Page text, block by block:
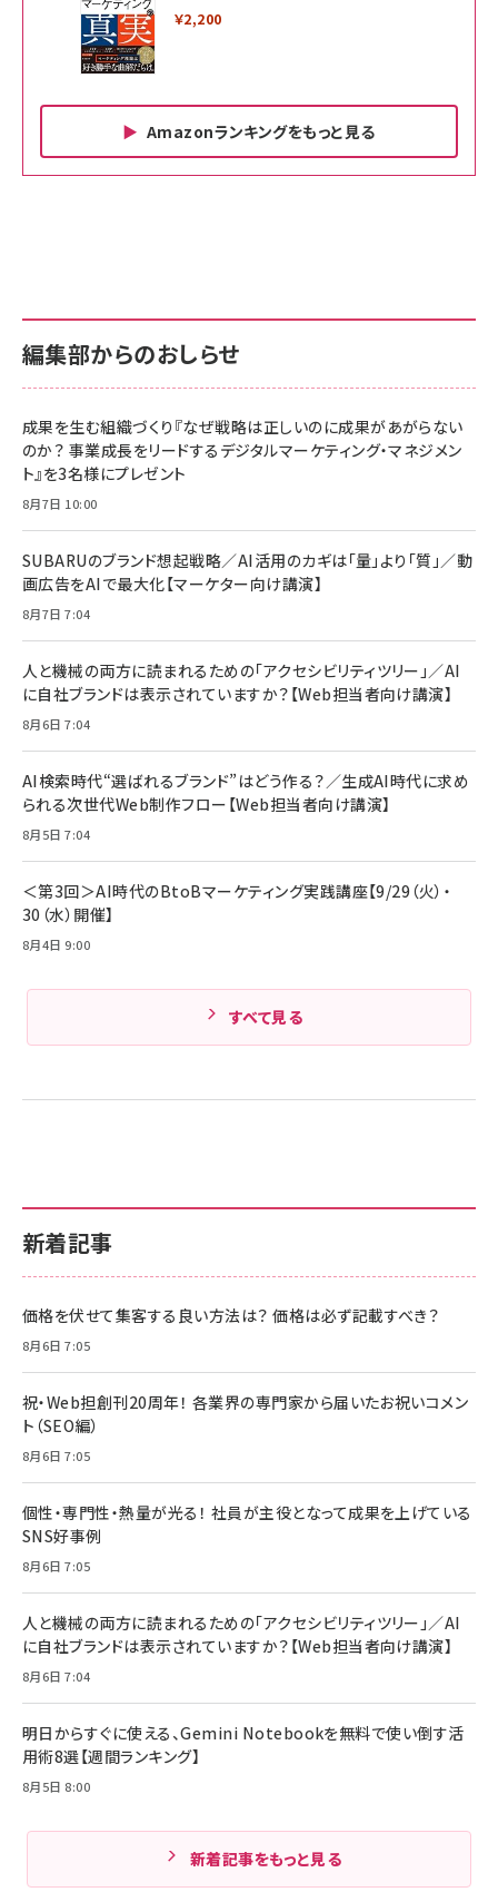
￥2,200
Amazonランキングをもっと見る
￥880
anan(アンアン)2026/06/24号 No.2500増刊
スペシャルエディション[王道エンタメの矜持／
￥1,100
anan(アンアン)2026/07/08号 No.2502[2026
￥880
ママ投資家が育休中に１億貯めた株式投資
組織の成果を最大化する ルールのデザイン
￥1,980
Amazonランキングをもっと見る
サポート正規品 メーカー保証5年 KLMEA128G
NIMASO ガラスフィルム iPhone 17 用 保護フィ
すい ガイド枠付き いPhone17 (6.3インチ) 対応
2枚セット DSP25F1698
￥1,599
￥6,980
全ワイヤレスイヤホン/アクティブノイズキャンセリ
技術基準適合】ブラック
￥5,990
ケーブル Anker絡まないケーブル 240W 結束バン
ド付き USB PD対応 シリコン素材採用 iPhone
17 / 16 / 15 / Galaxy iPad Pro MacBook
Pro/Air 各種対応 (1.8m ミッドナイトブラック)
￥1,890
サポート正規品 メーカー保証5年 KLMEA128G
Amazon eギフトカード - Amazonロゴ - クラ
￥5,000
Anker PowerLine III Flow USB-C & USB-C
Pro/Air 各種対応 (1.8m ミッドナイトブラック)
￥1,890
サッポロ 生ビール 黒ラベル 350ml 缶 24本 ビー
ル ケース買い【6/30応募〆切! 黒ラベルビヤセラー
￥4,857
新着記事
価格を伏せて集客する良い方法は？ 価格は必ず記載すべき？
8月6日 7:05
祝・Web担創刊20周年！ 各業界の専門家から届いたお祝いコメン
ト（SEO編）
8月6日 7:05
個性・専門性・熱量が光る！ 社員が主役となって成果を上げている
SNS好事例
8月6日 7:05
人と機械の両方に読まれるための「アクセシビリティツリー」／AI
に自社ブランドは表示されていますか？【Web担当者向け講演】
8月6日 7:04
明日からすぐに使える、Gemini Notebookを無料で使い倒す活
用術8選【週間ランキング】
8月5日 8:00
新着記事をもっと見る
編集部からのおしらせ
成果を生む組織づくり『なぜ戦略は正しいのに成果があがらない
のか？ 事業成長をリードするデジタルマーケティング・マネジメン
ト』を3名様にプレゼント
8月7日 10:00
SUBARUのブランド想起戦略／AI活用のカギは「量」より「質」／動
画広告をAIで最大化【マーケター向け講演】
8月7日 7:04
人と機械の両方に読まれるための「アクセシビリティツリー」／AI
に自社ブランドは表示されていますか？【Web担当者向け講演】
8月6日 7:04
AI検索時代“選ばれるブランド”はどう作る？／生成AI時代に求め
られる次世代Web制作フロー【Web担当者向け講演】
8月5日 7:04
＜第3回＞AI時代のBtoBマーケティング実践講座【9/29（火）・
30（水）開催】
8月4日 9:00
すべて見る